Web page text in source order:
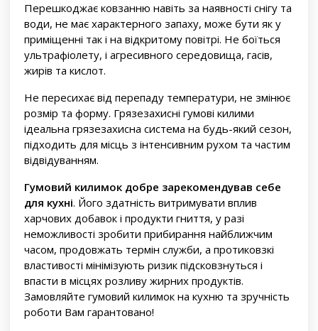
Перешкоджає ковзанню навіть за наявності снігу та
води, не має характерного запаху, може бути як у
приміщенні так і на відкритому повітрі. Не боїться
ультрафіолету, і агресивного середовища, гасів,
жирів та кислот.
Не пересихає від перепаду температури, не змінює
розмір та форму. Грязезахисні гумові килими
ідеальна грязезахисна система на будь-який сезон,
підходить для місць з інтенсивним рухом та частим
відвідуванням.
Гумовий килимок добре зарекомендував себе
для кухні. Його здатність витримувати вплив
харчових добавок і продукти гниття, у разі
неможливості зробити прибирання найближчим
часом, продовжать термін служби, а протиковзкі
властивості мінімізують ризик підсковзнуться і
впасти в місцях розливу жирних продуктів.
Замовляйте гумовий килимок на кухню та зручність
роботи Вам гарантовано!